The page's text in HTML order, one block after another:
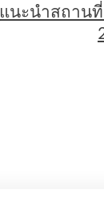
แนะนำสถาน